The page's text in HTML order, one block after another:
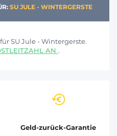
SU JULE - WINTERGERSTE
SU Jule - Wintergerste.
AN .
Geld-zurück-Garantie